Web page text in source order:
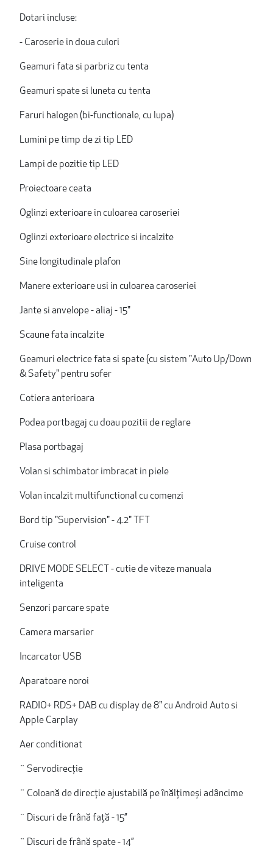
Dotari incluse:
- Caroserie in doua culori
Geamuri fata si parbriz cu tenta
Geamuri spate si luneta cu tenta
Faruri halogen (bi-functionale, cu lupa)
Lumini pe timp de zi tip LED
Lampi de pozitie tip LED
Proiectoare ceata
Oglinzi exterioare in culoarea caroseriei
Oglinzi exterioare electrice si incalzite
Sine longitudinale plafon
Manere exterioare usi in culoarea caroseriei
Jante si anvelope - aliaj - 15"
Scaune fata incalzite
Geamuri electrice fata si spate (cu sistem "Auto Up/Down
& Safety" pentru sofer
Cotiera anterioara
Podea portbagaj cu doau pozitii de reglare
Plasa portbagaj
Volan si schimbator imbracat in piele
Volan incalzit multifunctional cu comenzi
Bord tip "Supervision" - 4.2" TFT
Cruise control
DRIVE MODE SELECT - cutie de viteze manuala
inteligenta
Senzori parcare spate
Camera marsarier
Incarcator USB
Aparatoare noroi
RADIO+ RDS+ DAB cu display de 8" cu Android Auto si
Apple Carplay
Aer conditionat
¨ Servodirecție
¨ Coloană de direcție ajustabilă pe înălțimeși adâncime
¨ Discuri de frână faţă - 15’’
¨ Discuri de frână spate - 14’’